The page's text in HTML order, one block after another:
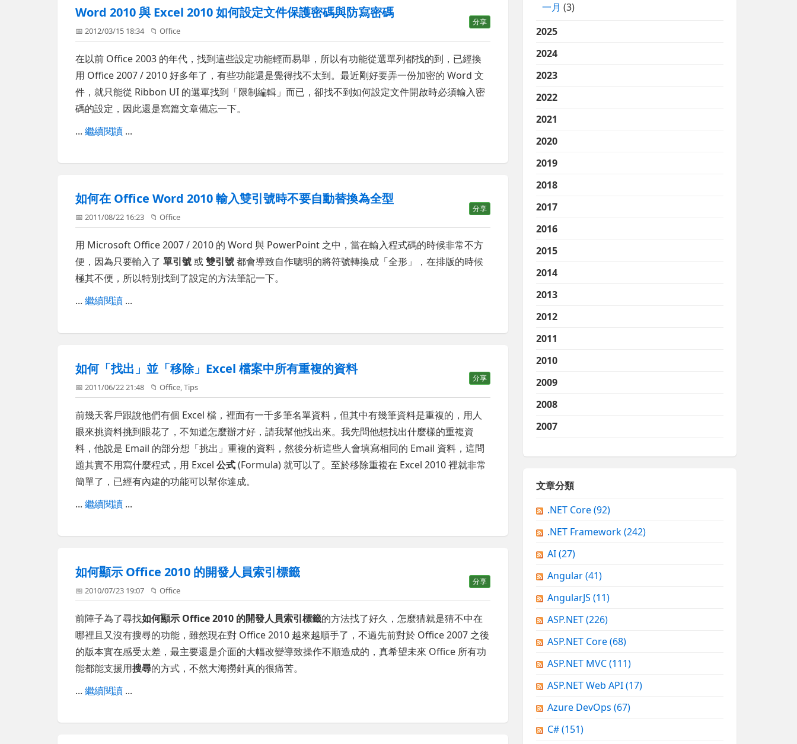
Word 2010 與 Excel 2010 如何設定文件保護密碼與防寫密碼
分享
📅 2012/03/15 18:34 📁Office
在以前 Office 2003 的年代，找到這些設定功能輕而易舉，所以有功能從選單列都找的到，已經換
用 Office 2007 / 2010 好多年了，有些功能還是覺得找不太到。最近剛好要弄一份加密的 Word 文
件，就只能從 Ribbon UI 的選單找到「限制編輯」而已，卻找不到如何設定文件開啟時必須輸入密
碼的設定，因此還是寫篇文章備忘一下。
...繼續閱讀 ...
如何在 Office Word 2010 輸入雙引號時不要自動替換為全型
分享
📅 2011/08/22 16:23 📁Office
用 Microsoft Office 2007 / 2010 的 Word 與 PowerPoint 之中，當在輸入程式碼的時候非常不方
便，因為只要輸入了單引號或雙引號都會導致自作聰明的將符號轉換成「全形」，在排版的時候
極其不便，所以特別找到了設定的方法筆記一下。
...繼續閱讀 ...
如何「找出」並「移除」Excel 檔案中所有重複的資料
分享
📅 2011/06/22 21:48 📁Office,Tips
前幾天客戶跟說他們有個 Excel 檔，裡面有一千多筆名單資料，但其中有幾筆資料是重複的，用人
眼來挑資料挑到眼花了，不知道怎麼辦才好，請我幫他找出來。我先問他想找出什麼樣的重複資
料，他說是 Email 的部分想「挑出」重複的資料，然後分析這些人會填寫相同的 Email 資料，這問
題其實不用寫什麼程式，用 Excel公式(Formula) 就可以了。至於移除重複在 Excel 2010 裡就非常
簡單了，已經有內建的功能可以幫你達成。
...繼續閱讀 ...
如何顯示 Office 2010 的開發人員索引標籤
分享
📅 2010/07/23 19:07 📁Office
前陣子為了尋找如何顯示 Office 2010 的開發人員索引標籤的方法找了好久，怎麼猜就是猜不中在
哪裡且又沒有搜尋的功能，雖然現在對 Office 2010 越來越順手了，不過先前對於 Office 2007 之後
的版本實在感受太差，最主要還是介面的大幅改變導致操作不順造成的，真希望未來 Office 所有功
能都能支援用搜尋的方式，不然大海撈針真的很痛苦。
...繼續閱讀 ...
一月 (3)
2025
2024
2023
2022
2021
2020
2019
2018
2017
2016
2015
2014
2013
2012
2011
2010
2009
2008
2007
文章分類
.NET Core(92)
.NET Framework(242)
AI(27)
Angular(41)
AngularJS (11)
ASP.NET(226)
ASP.NET Core(68)
ASP.NET MVC(111)
ASP.NET Web API(17)
Azure DevOps (67)
C#(151)